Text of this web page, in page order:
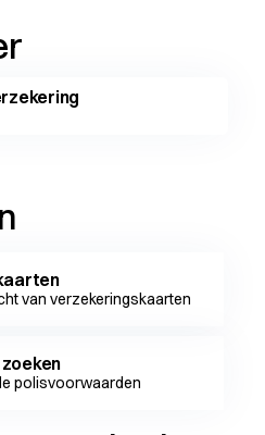
van verzekeringskaarten
polisvoorwaarden